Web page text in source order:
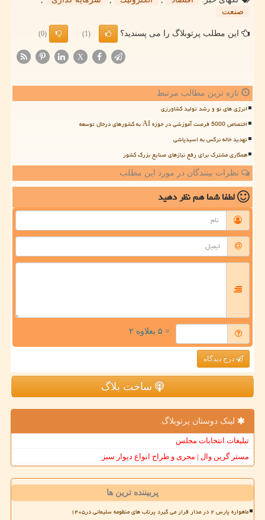
صنعت
این مطلب پرتوبلاگ را می پسندید؟ (1)
(0)
X
تازه ترین مطالب مرتبط
انرژی های نو و رشد تولید کشاورزی
اختصاص 5000 فرصت آموزشی در حوزه AI به کشورهای درحال توسعه
تهدید خاله نرگس به اسیدپاشی
همکاری مشترک برای رفع نیازهای صنایع بزرگ کشور
نظرات بینندگان در مورد این مطلب
لطفا شما همنظر دهید
= ۵ بعلاوه ۲
درج دیدگاه
ساخت بلاگ
لینک دوستان پرتوبلاگ
تبلیغات انتخابات مجلس
مستر گرین وال | مجری و طراح انواع دیوار سبز
پربیننده ترین ها
ماهواره پارس ۲ در مدار قرار می گیرد پرتاب های منظومه سلیمانی در۱۴۰۵